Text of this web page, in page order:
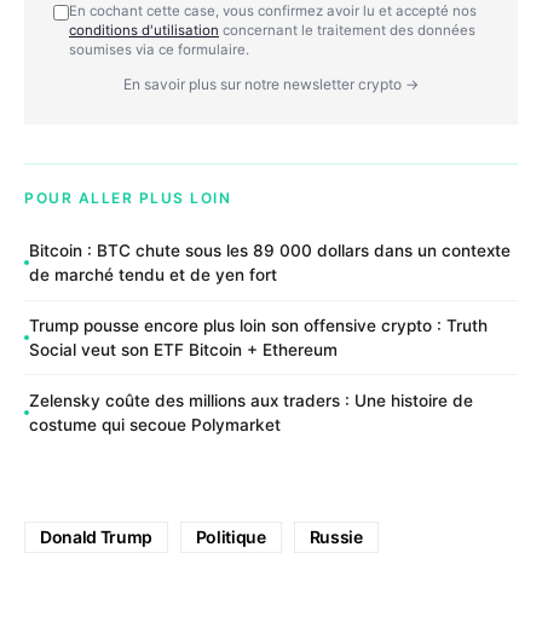
En cochant cette case, vous confirmez avoir lu et accepté nos
conditions d'utilisation concernant le traitement des données
soumises via ce formulaire.
En savoir plus sur notre newsletter crypto →
POUR ALLER PLUS LOIN
Bitcoin : BTC chute sous les 89 000 dollars dans un contexte
de marché tendu et de yen fort
Trump pousse encore plus loin son offensive crypto : Truth
Social veut son ETF Bitcoin + Ethereum
Zelensky coûte des millions aux traders : Une histoire de
costume qui secoue Polymarket
Donald Trump Politique Russie